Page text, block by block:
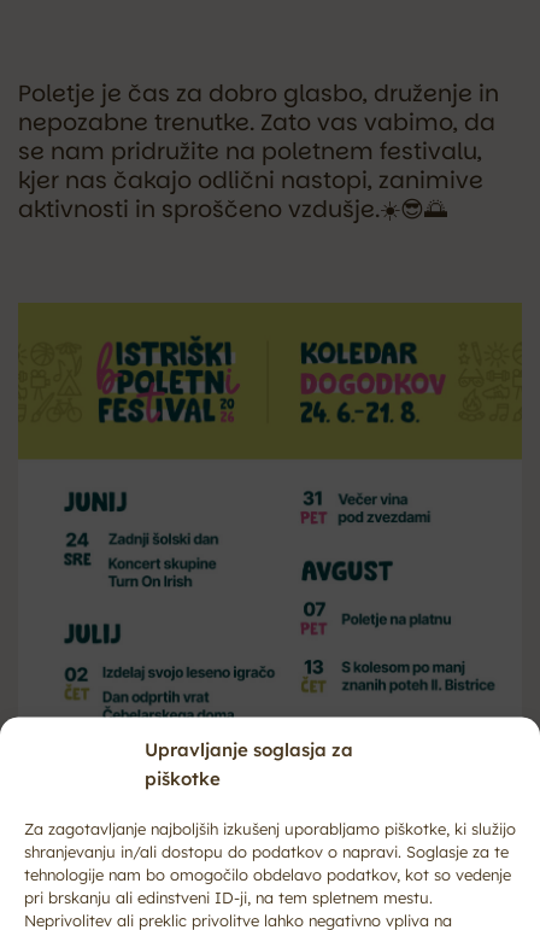
Upravljanje soglasja za
piškotke
Za zagotavljanje najboljših izkušenj uporabljamo piškotke, ki služijo
shranjevanju in/ali dostopu do podatkov o napravi. Soglasje za te
tehnologije nam bo omogočilo obdelavo podatkov, kot so vedenje
pri brskanju ali edinstveni ID-ji, na tem spletnem mestu.
Neprivolitev ali preklic privolitve lahko negativno vpliva na
Poletje je čas za dobro glasbo, druženje in
nepozabne trenutke. Zato vas vabimo, da
se nam pridružite na poletnem festivalu,
kjer nas čakajo odlični nastopi, zanimive
aktivnosti in sproščeno vzdušje.☀️😎🌅